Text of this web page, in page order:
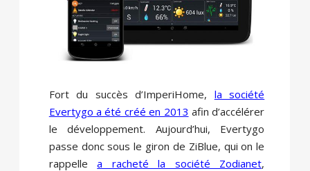
Fort du succès d’ImperiHome, la société
Evertygo a été créé en 2013 afin d’accélérer
le développement. Aujourd’hui, Evertygo
passe donc sous le giron de ZiBlue, qui on le
rappellea racheté la société Zodianet,